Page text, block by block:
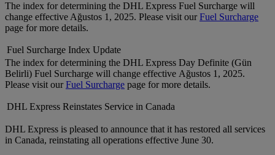
The index for determining the DHL Express Fuel Surcharge will
change effective Ağustos 1, 2025. Please visit ourFuel Surcharge
page for more details.
Fuel Surcharge Index Update
The index for determining the DHL Express Day Definite (Gün
Belirli) Fuel Surcharge will change effective Ağustos 1, 2025.
Please visit ourFuel Surcharge page for more details.
DHL Express Reinstates Service in Canada
DHL Express is pleased to announce that it has restored all services
in Canada, reinstating all operations effective June 30.